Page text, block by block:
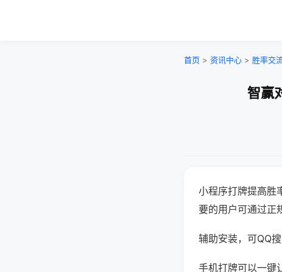
首页 > 资讯中心 > 胜率交
智赢
小程序打牌提高胜
要的用户可通过正
辅助安装，可QQ
手机打牌可以一键